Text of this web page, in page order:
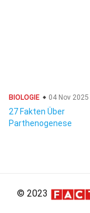
BIOLOGIE 04 Nov 2025
27 Fakten Über
Parthenogenese
© 2023